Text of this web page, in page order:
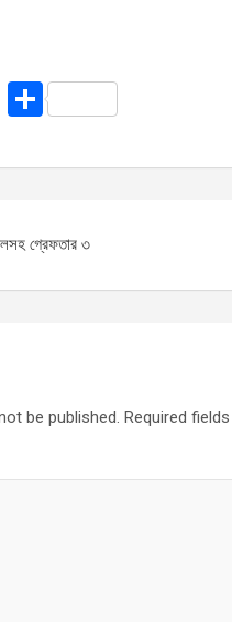
M
se
g
S
ar
গ্রেফতার ৩
be published. Required